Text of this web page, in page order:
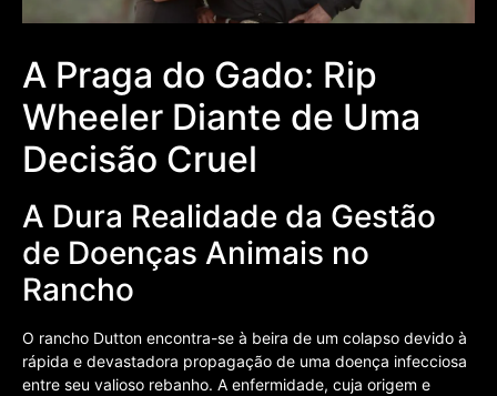
A Praga do Gado: Rip
Wheeler Diante de Uma
Decisão Cruel
A Dura Realidade da Gestão
de Doenças Animais no
Rancho
O rancho Dutton encontra-se à beira de um colapso devido à
rápida e devastadora propagação de uma doença infecciosa
entre seu valioso rebanho. A enfermidade, cuja origem e